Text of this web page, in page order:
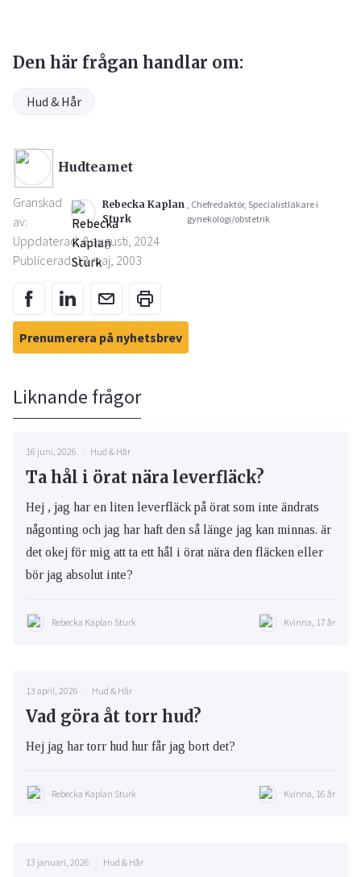
Den här frågan handlar om:
Hud & Hår
Hudteamet
Granskad
av:
Rebecka Kaplan
Sturk
, Chefredaktör, Specialistläkare i
gynekologi/obstetrik
Uppdaterad: 8 augusti, 2024
Publicerad: 13 maj, 2003
Prenumerera på nyhetsbrev
Liknande frågor
16 juni, 2026 Hud & Hår
Ta hål i örat nära leverfläck?
Hej , jag har en liten leverfläck på örat som inte ändrats
någonting och jag har haft den så länge jag kan minnas. är
det okej för mig att ta ett hål i örat nära den fläcken eller
bör jag absolut inte?
Rebecka Kaplan Sturk Kvinna, 17 år
13 april, 2026 Hud & Hår
Vad göra åt torr hud?
Hej jag har torr hud hur får jag bort det?
Rebecka Kaplan Sturk Kvinna, 16 år
13 januari, 2026 Hud & Hår